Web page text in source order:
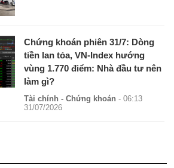
Chứng khoán phiên 31/7: Dòng
tiền lan tỏa, VN-Index hướng
vùng 1.770 điểm: Nhà đầu tư nên
làm gì?
Tài chính - Chứng khoán - 06:13
31/07/2026